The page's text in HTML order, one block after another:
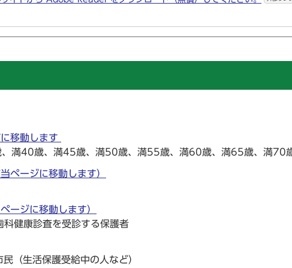
移動します
満40歳、満45歳、満50歳、満55歳、満60歳、満65歳、満70
ページに移動します）
ージに移動します）
健康診査を受診する保護者
（生活保護受給中の人など）